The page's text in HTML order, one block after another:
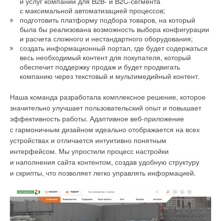
с максимальной автоматизацией процессов;
подготовить платформу подбора товаров, на который
была бы реализована возможность выбора конфигурации
и расчета сложного и нестандартного оборудования;
создать информационный портал, где будет содержаться
весь необходимый контент для покупателя, который
обеспечит поддержку продаж и будет продвигать
компанию через текстовый и мультимедийный контент.
Наша команда разработала комплексное решение, которое
значительно улучшает пользовательский опыт и повышает
эффективность работы. Адаптивное веб-приложение
с гармоничным дизайном идеально отображается на всех
устройствах и отличается интуитивно понятным
интерфейсом. Мы упростили процесс настройки
и наполнения сайта контентом, создав удобную структуру
и скрипты, что позволяет легко управлять информацией.
и региона, где компания расположена. Крупный бизнес
может стать локомотивом развития экологических
инициатив и бизнесов в регионе, участвовать
в формировании рынка вторичного использования сырья,
утилизации и переработке промышленных отходов,
особенно с применением биотехнологий. Необходимо
поддерживать и развивать тесное взаимодействие
молодёжь в экологические научные и практические
проекты — важно формировать кадровый потенциал,
а также экологически ориентированное мышление.
Только совместные усилия, направленные
на экономическое и экологическое процветание региона
способны дать синергетический эффект», — подчеркнула
в своём приветствии Екатерина Жолудева, заместитель
председателя правления НП «НАЭВИ», руководитель
МТПП.
энергоизбыточных домов. Применение солнечных панелей
и «зелёных» технологий показало перспективы для
устойчивого строительства и энергетической независимости.
показывает, что одновременный выход из строя
нескольких подстанций или просто линий электропередач
может приводить к веерным отключениям в целых
районах. И перед руководством предприятий встаёт
вопрос о дополнительном независимом резерве для
критически важных потребителей электроэнергии. В
решении подобных задач может помочь арендная
генераторов», — рассказал Дмитрий Кирьяков.